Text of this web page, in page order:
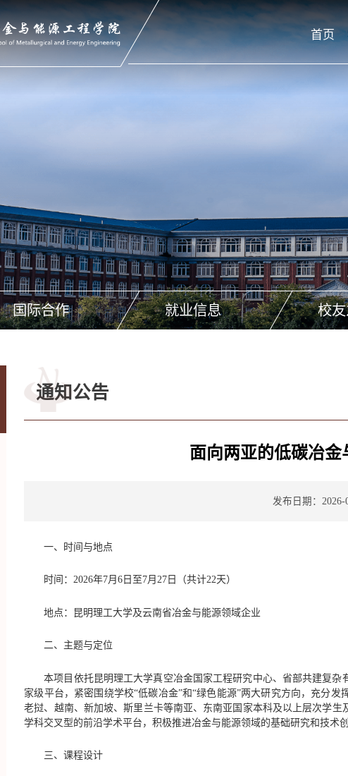
首页
国际合作 就业信息 校
通知公告
面向两亚的低碳冶
发布日期：2026-
一、时间与地点
时间：2026年7月6日至7月27日（共计22天）
地点：昆明理工大学及云南省冶金与能源领域企业
二、主题与定位
本项目依托昆明理工大学真空冶金国家工程研究中心、省部共建复
家级平台，紧密围绕学校“低碳冶金”和“绿色能源”两大研究方向，充分
老挝、越南、新加坡、斯里兰卡等南亚、东南亚国家本科及以上层次学
学科交叉型的前沿学术平台，积极推进冶金与能源领域的基础研究和技术
三、课程设计